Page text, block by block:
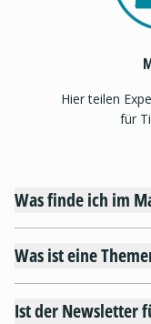
Hier teilen
für
Was finde ich im
Was ist eine
Ist der Newsletter